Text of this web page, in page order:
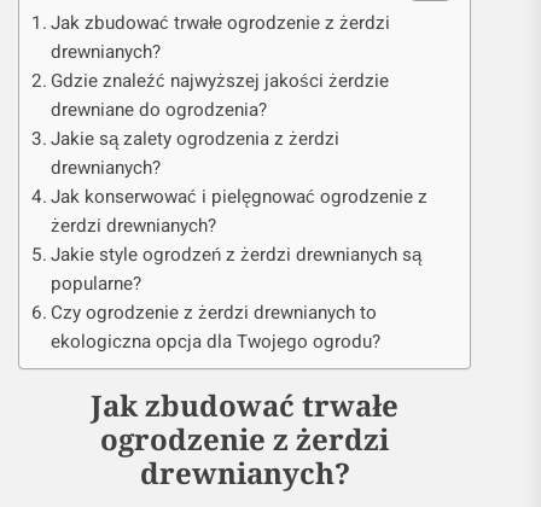
Jak zbudować trwałe ogrodzenie z żerdzi
drewnianych?
Gdzie znaleźć najwyższej jakości żerdzie
drewniane do ogrodzenia?
Jakie są zalety ogrodzenia z żerdzi
drewnianych?
Jak konserwować i pielęgnować ogrodzenie z
żerdzi drewnianych?
Jakie style ogrodzeń z żerdzi drewnianych są
popularne?
Czy ogrodzenie z żerdzi drewnianych to
ekologiczna opcja dla Twojego ogrodu?
Jak zbudować trwałe
ogrodzenie z żerdzi
drewnianych?